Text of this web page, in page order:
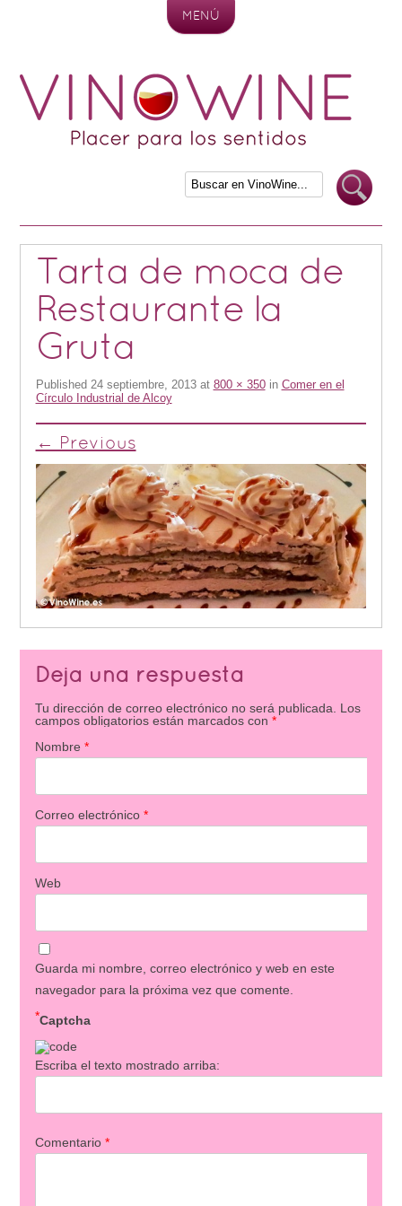
MENÚ
Tarta de moca de
Restaurante la
Gruta
Published 24 septiembre, 2013at 800 × 350in Comer en el
Círculo Industrial de Alcoy
← Previous
Deja una respuesta
Tu dirección de correo electrónico no será publicada.
Los
campos obligatorios están marcados con *
Nombre *
Correo electrónico *
Web
Guarda mi nombre, correo electrónico y web en este
navegador para la próxima vez que comente.
Captcha
*
Escriba el texto mostrado arriba:
Comentario *